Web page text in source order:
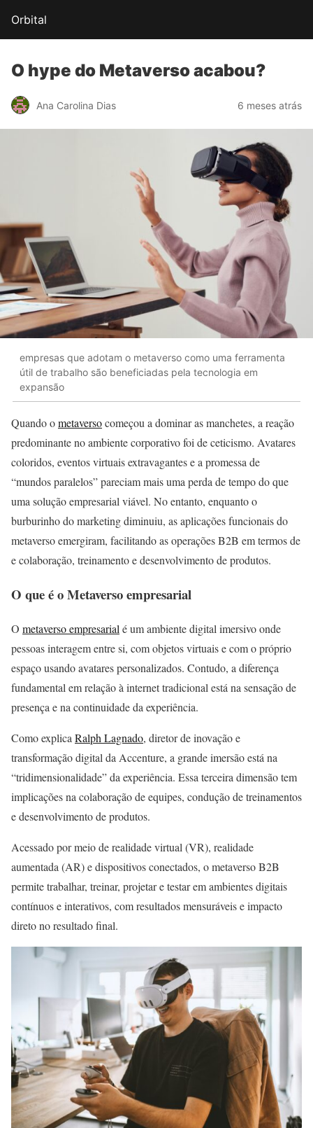
Orbital
O hype do Metaversoacabou?
Ana Carolina Dias 6 meses atrás
empresas que adotam o metaverso como uma ferramenta
útil de trabalho são beneficiadas pela tecnologia em
expansão
Quando ometaversocomeçou a dominar as manchetes, a reação
predominante no ambiente corporativo foi de ceticismo. Avatares
coloridos, eventos virtuais extravagantes e a promessa de
“mundos paralelos” pareciam mais uma perda de tempo do que
uma solução empresarial viável. No entanto, enquanto o
burburinho do marketing diminuiu, as aplicações funcionais do
metaverso emergiram, facilitando as operações B2B em termos de
e colaboração, treinamento e desenvolvimento de produtos.
O que é o Metaverso empresarial
O metaverso empresarial é um ambiente digital imersivo onde
pessoas interagem entre si, com objetos virtuais e com o próprio
espaço usando avatares personalizados. Contudo, a diferença
fundamental em relação à internet tradicional está na sensação de
presença e na continuidade da experiência.
Como explica Ralph Lagnado, diretor de inovação e
transformação digital da Accenture, a grande imersão está na
“tridimensionalidade” da experiência. Essa terceira dimensão tem
implicações na colaboração de equipes, condução de treinamentos
e desenvolvimento de produtos.
Acessado por meio de realidade virtual (VR), realidade
aumentada (AR) e dispositivos conectados, o metaverso B2B
permite trabalhar, treinar, projetar e testar em ambientes digitais
contínuos e interativos, com resultados mensuráveis e impacto
direto no resultado final.